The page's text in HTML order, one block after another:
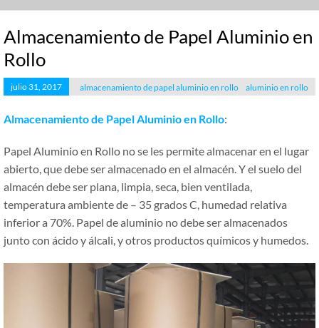
Almacenamiento de Papel Aluminio en
Rollo
julio 31, 2017 almacenamiento de papel aluminio en rollo aluminio en rollo
Almacenamiento de Papel Aluminio en Rollo:
Papel Aluminio en Rollo no se les permite almacenar en el lugar
abierto, que debe ser almacenado en el almacén. Y el suelo del
almacén debe ser plana, limpia, seca, bien ventilada,
temperatura ambiente de – 35 grados C, humedad relativa
inferior a 70%. Papel de aluminio no debe ser almacenados
junto con ácido y álcali, y otros productos químicos y humedos.